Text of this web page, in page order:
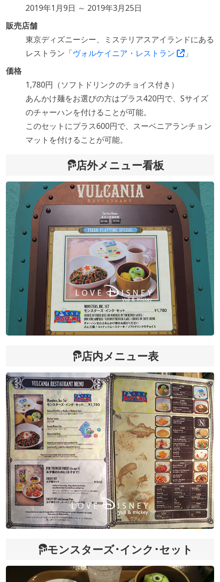
2019年1月9日 ～ 2019年3月25日
販売店舗
東京ディズニーシー、ミステリアスアイランドにある
レストラン「ヴォルケイニア・レストラン
」
価格
1,780円（ソフトドリンクのチョイス付き）
あんかけ麺をお選びの方はプラス420円で、Sサイズ
のチャーハンを付けることが可能。
このセットにプラス600円で、スーベニアランチョン
マットを付けることが可能。
店外メニュー看板
店内メニュー表
モンスターズ･インク･セット